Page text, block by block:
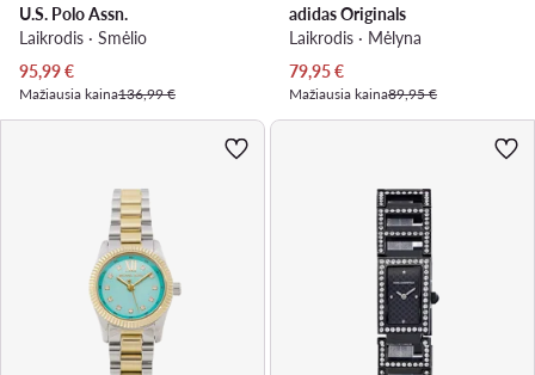
U.S. Polo Assn.
Laikrodis · Smėlio
Dabartinė kaina
95,99€
Mažiausia kaina136,99 €
adidas Originals
Laikrodis · Mėlyna
Dabartinė kaina
79,95€
Mažiausia kaina89,95 €